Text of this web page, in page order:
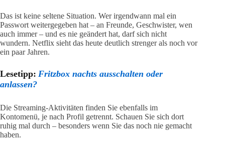
Das ist keine seltene Situation. Wer irgendwann mal ein
Passwort weitergegeben hat – an Freunde, Geschwister, wen
auch immer – und es nie geändert hat, darf sich nicht
wundern. Netflix sieht das heute deutlich strenger als noch vor
ein paar Jahren.
Lesetipp: Fritzbox nachts ausschalten oder
anlassen?
Die Streaming-Aktivitäten finden Sie ebenfalls im
Kontomenü, je nach Profil getrennt. Schauen Sie sich dort
ruhig mal durch – besonders wenn Sie das noch nie gemacht
haben.